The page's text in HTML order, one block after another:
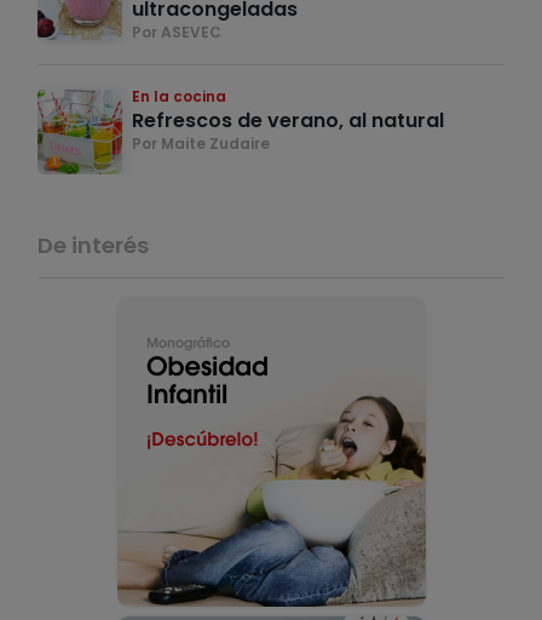
ultracongeladas
Por ASEVEC
En la cocina
Refrescos de verano, al natural
Por Maite Zudaire
De interés